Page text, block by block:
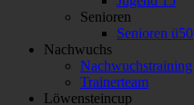
Senioren
Senioren ü50
Nachwuchs
Nachwuchstraining
Trainerteam
Löwensteincup